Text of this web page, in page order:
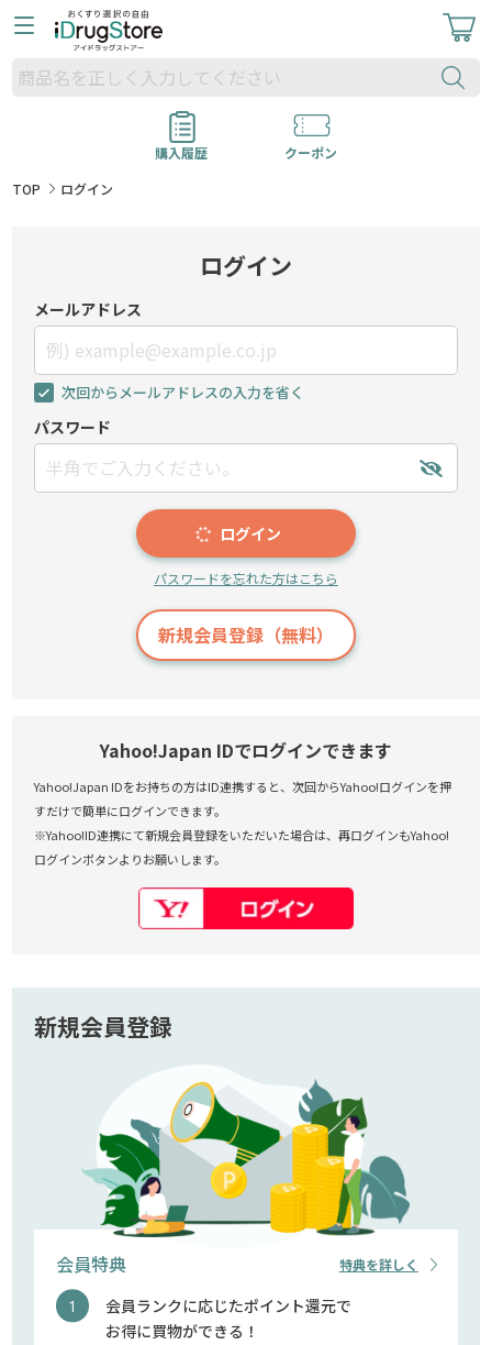
購入履歴
クーポン
TOP
ログイン
ログイン
メールアドレス
次回からメールアドレスの入力を省く
パスワード
ログイン
パスワードを忘れた方はこちら
新規会員登録（無料）
Yahoo!Japan IDでログインできます
Yahoo!Japan IDをお持ちの方はID連携すると、次回からYahoo!ログインを押
すだけで簡単にログインできます。
※Yahoo!ID連携にて新規会員登録をいただいた場合は、再ログインもYahoo!
ログインボタンよりお願いします。
新規会員登録
会員特典
会員ランクに応じたポイント還元で
お得に買物ができる！
特典を詳しく